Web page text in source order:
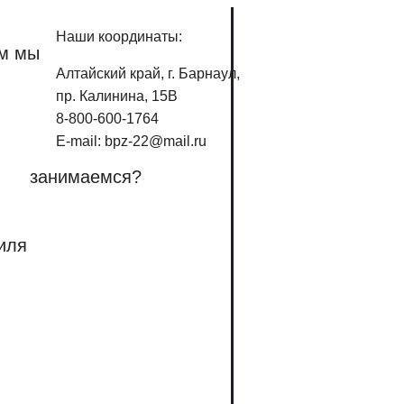
Наши координаты:
Алтайский край, г. Барнаул,
пр. Калинина, 15В
8-800-600-1764
E-mail: bpz-22@mail.ru
мы
занимаемся?